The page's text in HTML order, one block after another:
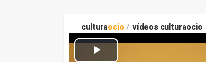
culturaocio / vídeos culturaocio